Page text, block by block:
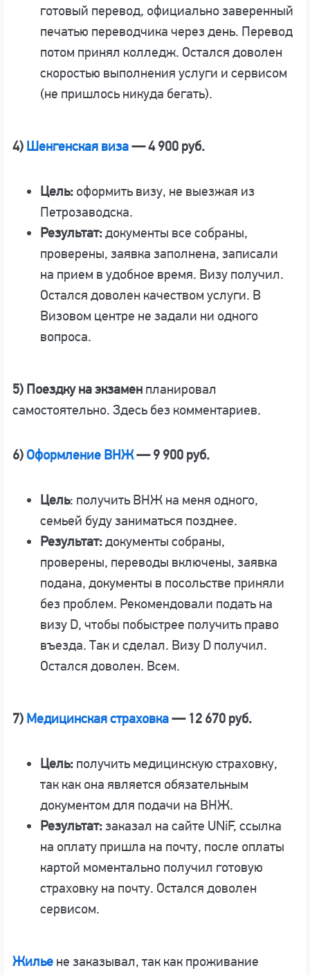
готовый перевод, официально заверенный
печатью переводчика через день. Перевод
потом принял колледж. Остался доволен
скоростью выполнения услуги и сервисом
(не пришлось никуда бегать).
4) Шенгенская виза— 4 900 руб.
Цель: оформить визу, не выезжая из
Петрозаводска.
Результат:документы все собраны,
проверены, заявка заполнена, записали
на прием в удобное время. Визу получил.
Остался доволен качеством услуги. В
Визовом центре не задали ни одного
вопроса.
5) Поездку на экзамен планировал
самостоятельно. Здесь без комментариев.
6) Оформление ВНЖ— 9 900 руб.
Цель: получить ВНЖ на меня одного,
семьей буду заниматься позднее.
Результат:документы собраны,
проверены, переводы включены, заявка
подана, документы в посольстве приняли
без проблем. Рекомендовали подать на
визу D, чтобы побыстрее получить право
въезда. Так и сделал. Визу D получил.
Остался доволен. Всем.
7) Медицинская страховка— 12 670 руб.
Цель: получить медицинскую страховку,
так как она является обязательным
документом для подачи на ВНЖ.
Результат:заказал на сайте UNiF, ссылка
на оплату пришла на почту, после оплаты
картой моментально получил готовую
страховку на почту. Остался доволен
сервисом.
Жилье не заказывал, так как проживание